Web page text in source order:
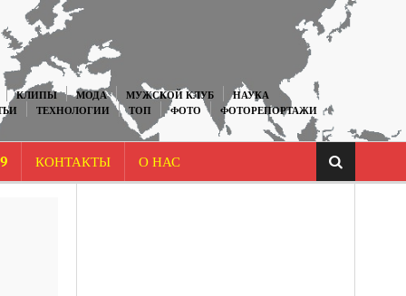
КЛИПЫ МОДА МУЖСКОЙ КЛУБ
НАУКА
ТЕХНОЛОГИИ ТОП ФОТО
ФОТОРЕПОРТАЖИ
КОНТАКТЫ О НАС